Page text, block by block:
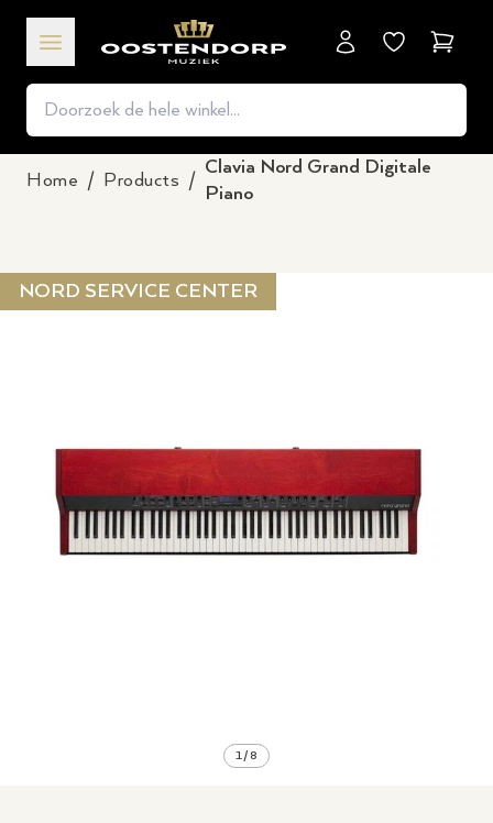
Home / Products /
Clavia Nord Grand Digitale
Piano
NORD SERVICE CENTER
1/ 8